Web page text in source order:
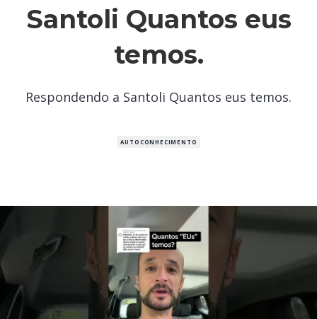
Santoli Quantos eus
temos.
Respondendo a Santoli Quantos eus temos.
AUTOCONHECIMENTO